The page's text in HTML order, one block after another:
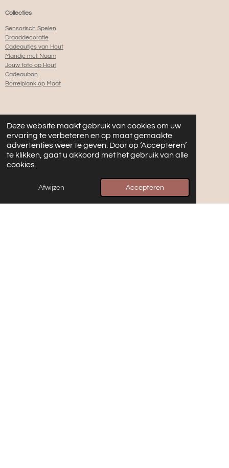
Deze website maakt gebruik van cookies om uw
ervaring te verbeteren en op maat gemaakte
advertenties weer te geven. Door op ‘Accepteren’
te klikken, gaat u akkoord met het gebruik van alle
cookies.
Afwijzen Accepteren
Collecties
Sensorisch Spelen
Draaddecoratie
Cadeautjes van Hout
Mandje met Naam
Jouw foto op Hout
Cadeaubon
Borrelplank op Maat
Klantenservice
Contact
Over Villa Hip
Bestellen & Betalen
Retourneren (herroepingsrecht)
Blog